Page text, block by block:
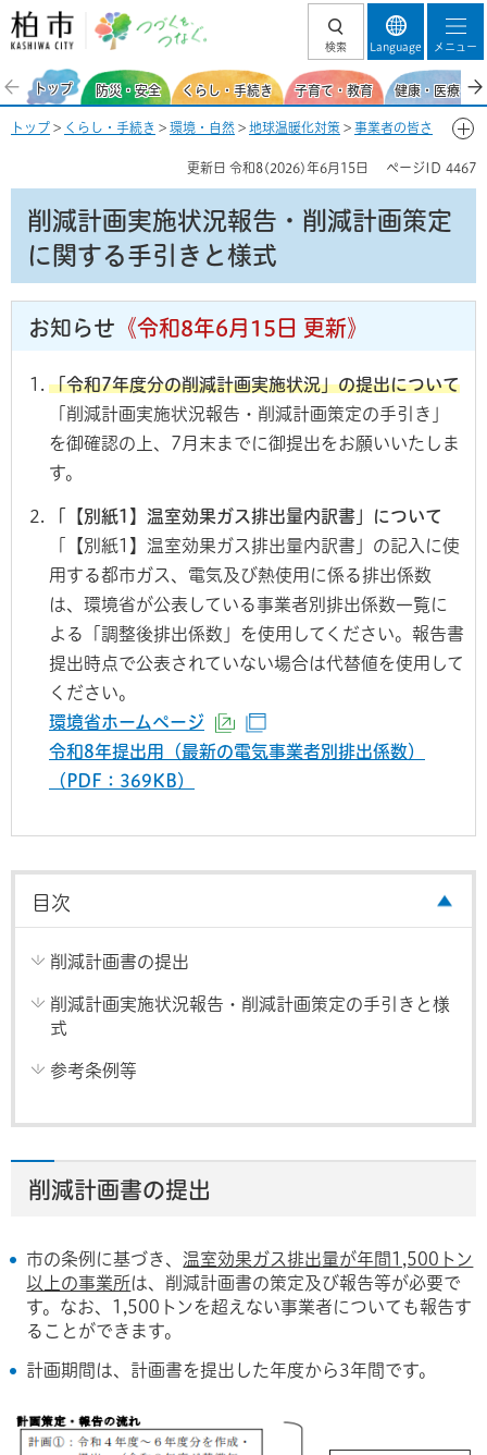
柏市 つづくを、
検索 Language メニュー
トップ 防災・安全 くらし・手続き 子育て・教育 健康・医療・
トップ > くらし・手続き > 環境・自然 > 地球温暖化対策 > 事業者の皆さ
更新日 令和8(2026)年6月15日 ページID 4467
削減計画実施状況報告・削減計画策定
に関する手引きと様式
お知らせ 《令和8年6月15日 更新》
「令和7年度分の削減計画実施状況」の提出について
「削減計画実施状況報告・削減計画策定の手引き」
を御確認の上、7月末までに御提出をお願いいたしま
す。
「【別紙1】温室効果ガス排出量内訳書」について
「【別紙1】温室効果ガス排出量内訳書」の記入に使
用する都市ガス、電気及び熱使用に係る排出係数
は、環境省が公表している事業者別排出係数一覧に
よる「調整後排出係数」を使用してください。報告書
提出時点で公表されていない場合は代替値を使用して
ください。
環境省ホームページ
（外部サイトへリンク）
令和8年提出用（最新の電気事業者別排出係数）
（PDF：369KB）
目次
削減計画書の提出
削減計画実施状況報告・削減計画策定の手引きと様
式
参考条例等
削減計画書の提出
市の条例に基づき、温室効果ガス排出量が年間1,500トン
以上の事業所は、削減計画書の策定及び報告等が必要で
す。なお、1,500トンを超えない事業者についても報告す
ることができます。
計画期間は、計画書を提出した年度から3年間です。